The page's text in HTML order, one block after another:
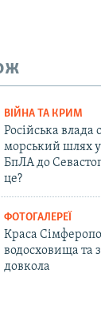
ВІЙНА ТА КРИМ
Російська влада
морський шлях
БпЛА до
це?
ФОТОГАЛЕРЕЇ
Краса
водосховища та
довкола